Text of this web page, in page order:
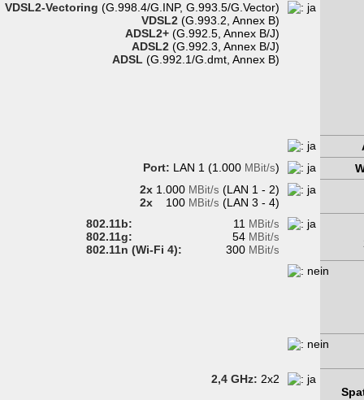
VDSL2-Vectoring (G.998.4/G.INP, G.993.5/G.Vector)
VDSL2 (G.993.2, Annex B)
ADSL2+ (G.992.5, Annex B/J)
ADSL2 (G.992.3, Annex B/J)
ADSL (G.992.1/G.dmt, Annex B)
Port: LAN 1 (1.000 MBit/s)
2x 1.000 MBit/s (LAN 1 - 2)
2x 100 MBit/s (LAN 3 - 4)
802.11b:
11 MBit/s
802.11g: 54 MBit/s
802.11n (Wi-Fi 4): 300 MBit/s
2,4 GHz: 2x2